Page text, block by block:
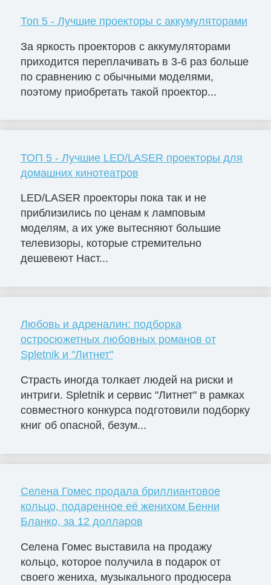
Топ 5 - Лучшие проекторы с аккумуляторами
За яркость проекторов с аккумуляторами
приходится переплачивать в 3-6 раз больше
по сравнению с обычными моделями,
поэтому приобретать такой проектор...
ТОП 5 - Лучшие LED/LASER проекторы для
домашних кинотеатров
LED/LASER проекторы пока так и не
приблизились по ценам к ламповым
моделям, а их уже вытесняют большие
телевизоры, которые стремительно
дешевеют Наст...
Любовь и адреналин: подборка
остросюжетных любовных романов от
Spletnik и "Литнет"
Страсть иногда толкает людей на риски и
интриги. Spletnik и сервис "Литнет" в рамках
совместного конкурса подготовили подборку
книг об опасной, безум...
Селена Гомес продала бриллиантовое
кольцо, подаренное её женихом Бенни
Бланко, за 12 долларов
Селена Гомес выставила на продажу
кольцо, которое получила в подарок от
своего жениха, музыкального продюсера